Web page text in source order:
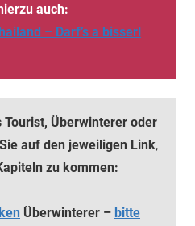
auch:
– Darf’s a bisserl
Tourist, Überwinterer oder
auf den jeweiligen Link,
zu kommen:
Überwinterer – bitte